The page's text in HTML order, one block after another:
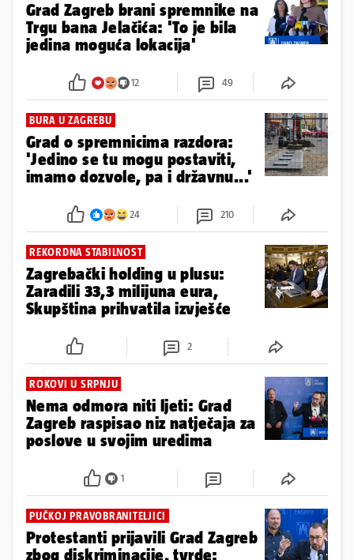
Grad Zagreb brani spremnike na
Trgu bana Jelačića: 'To je bila
jedina moguća lokacija'
12 49
BURA U ZAGREBU
Grad o spremnicima razdora:
'Jedino se tu mogu postaviti,
imamo dozvole, pa i državnu...'
24 210
REKORDNA STABILNOST
Zagrebački holding u plusu:
Zaradili 33,3 milijuna eura,
Skupština prihvatila izvješće
2
ROKOVI U SRPNJU
Nema odmora niti ljeti: Grad
Zagreb raspisao niz natječaja za
poslove u svojim uredima
1
PUČKOJ PRAVOBRANITELJICI
Protestanti prijavili Grad Zagreb
zbog diskriminacije, tvrde: